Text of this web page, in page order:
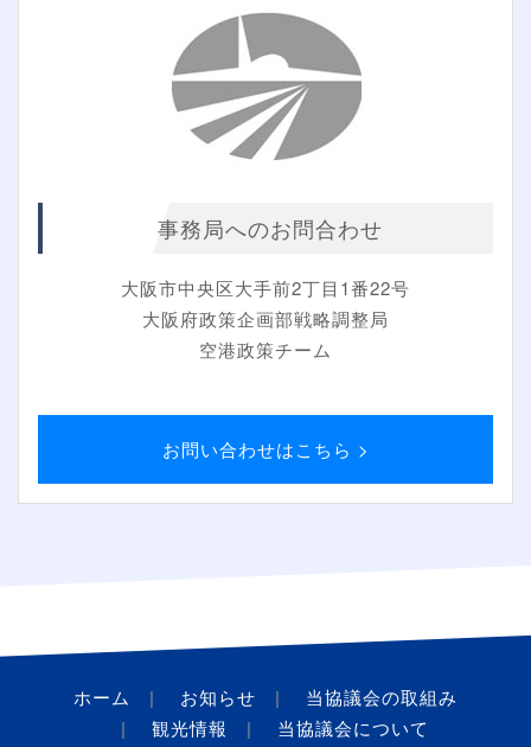
事務局へのお問合わせ
大阪市中央区大手前2丁目1番22号
大阪府政策企画部戦略調整局
空港政策チーム
お問い合わせはこちら >
ホーム お知らせ
当協議会の取組み
観光情報
当協議会について